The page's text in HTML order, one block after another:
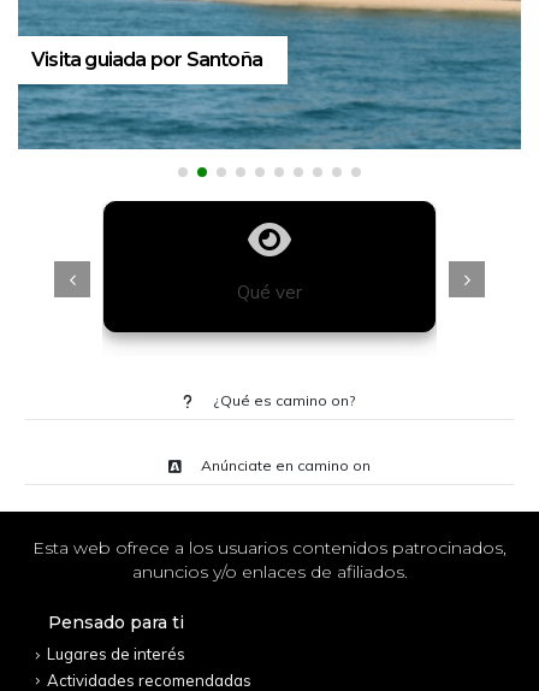
Visita guiada por Santoña
Qué ver
¿Qué es camino on?
Anúnciate en camino on
Esta web ofrece a los usuarios contenidos patrocinados,
anuncios y/o enlaces de afiliados.
Pensado para ti
Lugares de interés
Actividades recomendadas